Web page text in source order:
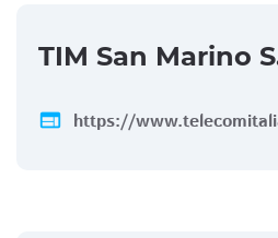
TIM San Marino
web https://